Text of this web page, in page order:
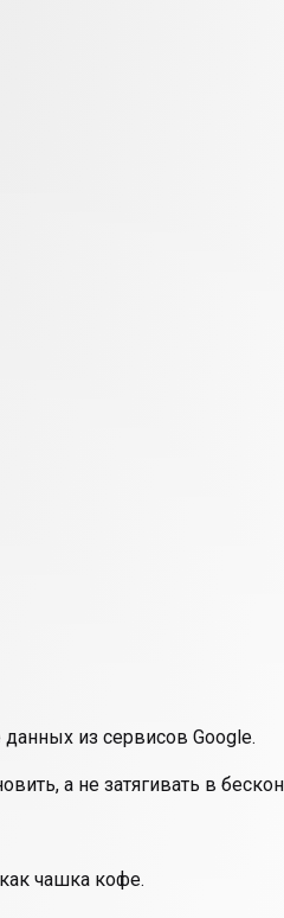
данных из сервисов Google.
а не затягивать в
чашка кофе.